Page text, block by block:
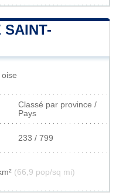
SAINT-
Classé par province /
Pays
233 / 799
(66,9 pop/sq mi)